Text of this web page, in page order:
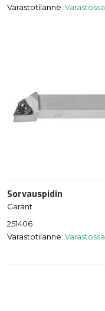
Varastotilanne: Varastossa
Sorvauspidin
Garant
251406
Varastotilanne: Varastossa